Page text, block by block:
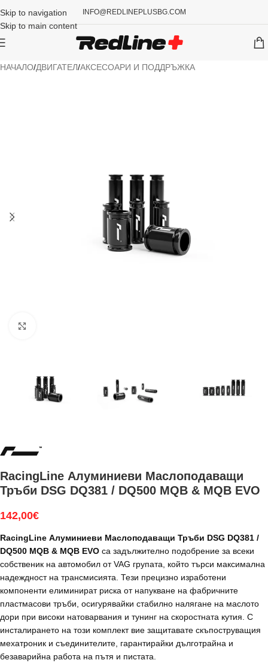
Skip to navigation
Skip to main content
INFO@REDLINEPLUSBG.COM
НАЧАЛО/ДВИГАТЕЛ/АКСЕСОАРИ И ПОДДРЪЖКА
RacingLine Алуминиеви Маслоподаващи
Тръби DSG DQ381 / DQ500 MQB & MQB EVO
142,00€
RacingLine Алуминиеви Маслоподаващи Тръби DSG DQ381 /
DQ500 MQB & MQB EVO са задължително подобрение за всеки
собственик на автомобил от VAG групата, който търси максимална
надеждност на трансмисията. Тези прецизно изработени
компоненти елиминират риска от напукване на фабричните
пластмасови тръби, осигурявайки стабилно налягане на маслото
дори при високи натоварвания и тунинг на скоростната кутия. С
инсталирането на този комплект вие защитавате скъпоструващия
мехатроник и съединителите, гарантирайки дълготрайна и
безаварийна работа на пътя и пистата.